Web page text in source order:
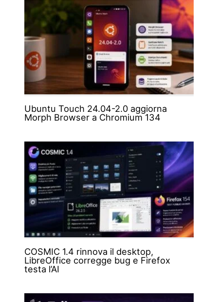
Ubuntu Touch 24.04-2.0 aggiorna
Morph Browser a Chromium 134
COSMIC 1.4 rinnova il desktop,
LibreOffice corregge bug e Firefox
testa l’AI